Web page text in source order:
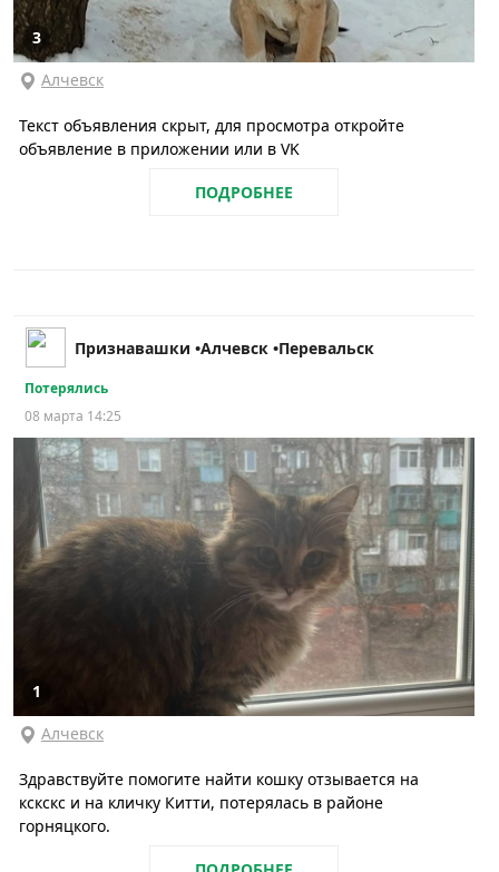
3
Алчевск
Текст объявления скрыт, для просмотра откройте
объявление в приложении или в VK
ПОДРОБНЕЕ
Признавашки •Алчевск •Перевальск
Потерялись
08 марта 14:25
1
Алчевск
Здравствуйте помогите найти кошку отзывается на
кскскс и на кличку Китти, потерялась в районе
горняцкого.